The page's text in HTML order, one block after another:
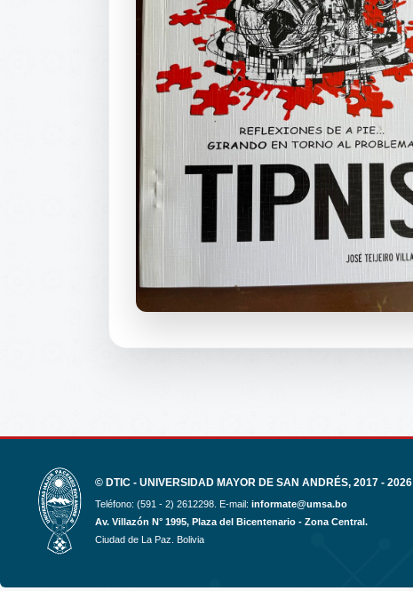
© DTIC - UNIVERSIDAD MAYOR DE SAN ANDRÉS, 2017 - 2026
Teléfono: (591 - 2) 2612298. E-mail: informate@umsa.bo
Av. Villazón N° 1995, Plaza del Bicentenario - Zona Central.
Ciudad de La Paz. Bolivia